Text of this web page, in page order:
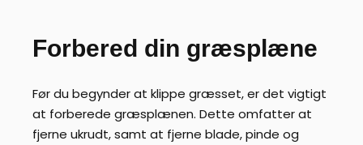
Forbered din græsplæne
Før du begynder at klippe græsset, er det vigtigt
at forberede græsplænen. Dette omfatter at
fjerne ukrudt, samt at fjerne blade, pinde og